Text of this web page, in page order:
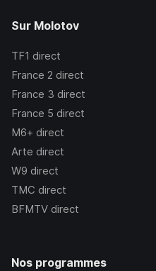
Sur Molotov
TF1 direct
France 2 direct
France 3 direct
France 5 direct
M6+ direct
Arte direct
W9 direct
TMC direct
BFMTV direct
Nos programmes